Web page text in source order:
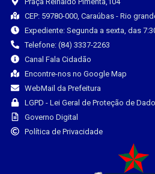
CEP: 59780-000, Caraúbas - Rio
Expediente: Segunda a sexta, das
Telefone: (84) 3337-2263
Canal Fala Cidadão
Encontre-nos no Google Map
WebMail da Prefeitura
LGPD - Lei Geral de Proteção de
Governo Digital
Política de Privacidade